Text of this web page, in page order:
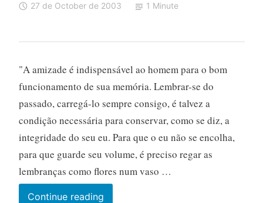
27 de October de 2003
1 Minute
"A amizade é indispensável ao homem para o bom
funcionamento de sua memória. Lembrar-se do
passado, carregá-lo sempre consigo, é talvez a
condição necessária para conservar, como se diz, a
integridade do seu eu. Para que o eu não se encolha,
para que guarde seu volume, é preciso regar as
lembranças como flores num vaso …
Continue reading